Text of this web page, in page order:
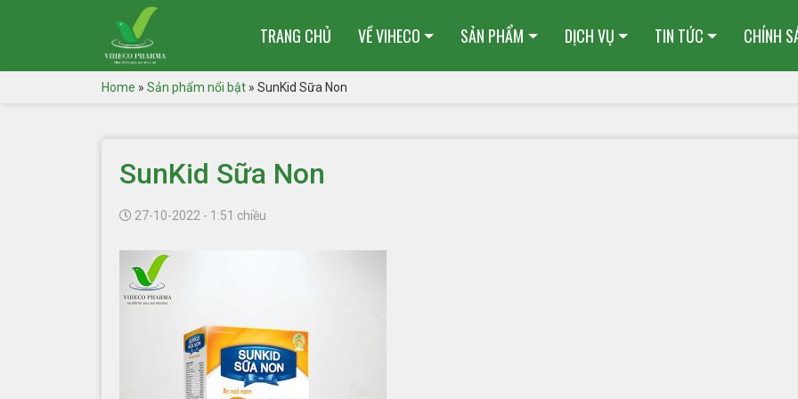
TRANG CHỦ VỀ VIHECO SẢN PHẨM DỊCH VỤ TIN TỨC CHÍNH
Home » Sản phẩm nổi bật » SunKid Sữa Non
SunKid Sữa Non
27-10-2022 - 1:51 chiều